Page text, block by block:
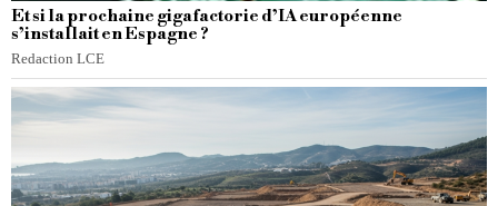
Et si la prochaine gigafactorie d’IA européenne
s’installait en Espagne ?
Redaction LCE